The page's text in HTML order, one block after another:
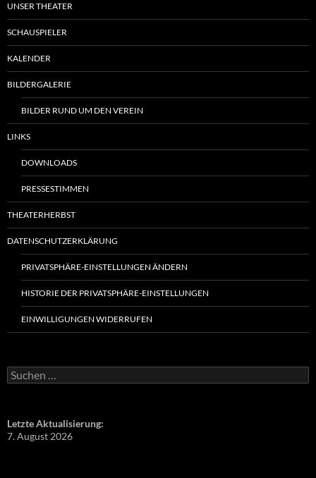
UNSER THEATER
SCHAUSPIELER
KALENDER
BILDERGALERIE
BILDER RUND UM DEN VEREIN
LINKS
DOWNLOADS
PRESSESTIMMEN
THEATERHERBST
DATENSCHUTZERKLÄRUNG
PRIVATSPHÄRE-EINSTELLUNGEN ÄNDERN
HISTORIE DER PRIVATSPHÄRE-EINSTELLUNGEN
EINWILLIGUNGEN WIDERRUFEN
Suchen
nach:
Letzte Aktualisierung:
7. August 2026